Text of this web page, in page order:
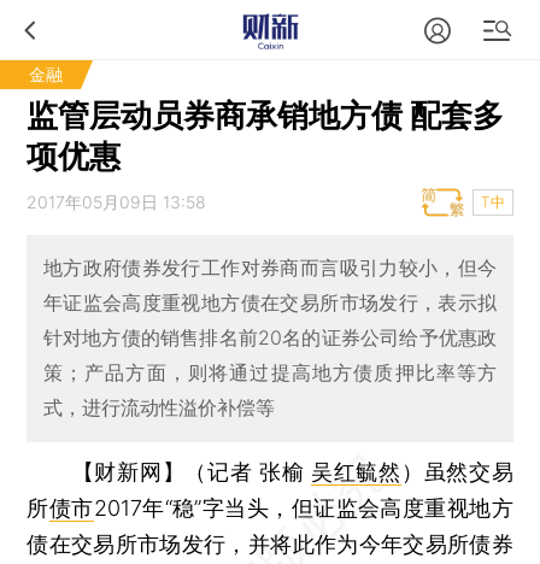
金融
监管层动员券商承销地方债 配套多
项优惠
2017年05月09日 13:58 T中
地方政府债券发行工作对券商而言吸引力较小，但今
年证监会高度重视地方债在交易所市场发行，表示拟
针对地方债的销售排名前20名的证券公司给予优惠政
策；产品方面，则将通过提高地方债质押比率等方
式，进行流动性溢价补偿等
【财新网】（记者 张榆 吴红毓然 ）
虽然交易
所债市2017年“稳”字当头，但证监会高度重视地方
债在交易所市场发行，并将此作为今年交易所债券